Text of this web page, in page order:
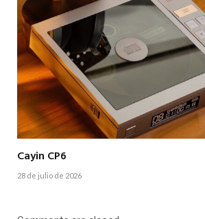
Cayin CP6
28 de julio de 2026